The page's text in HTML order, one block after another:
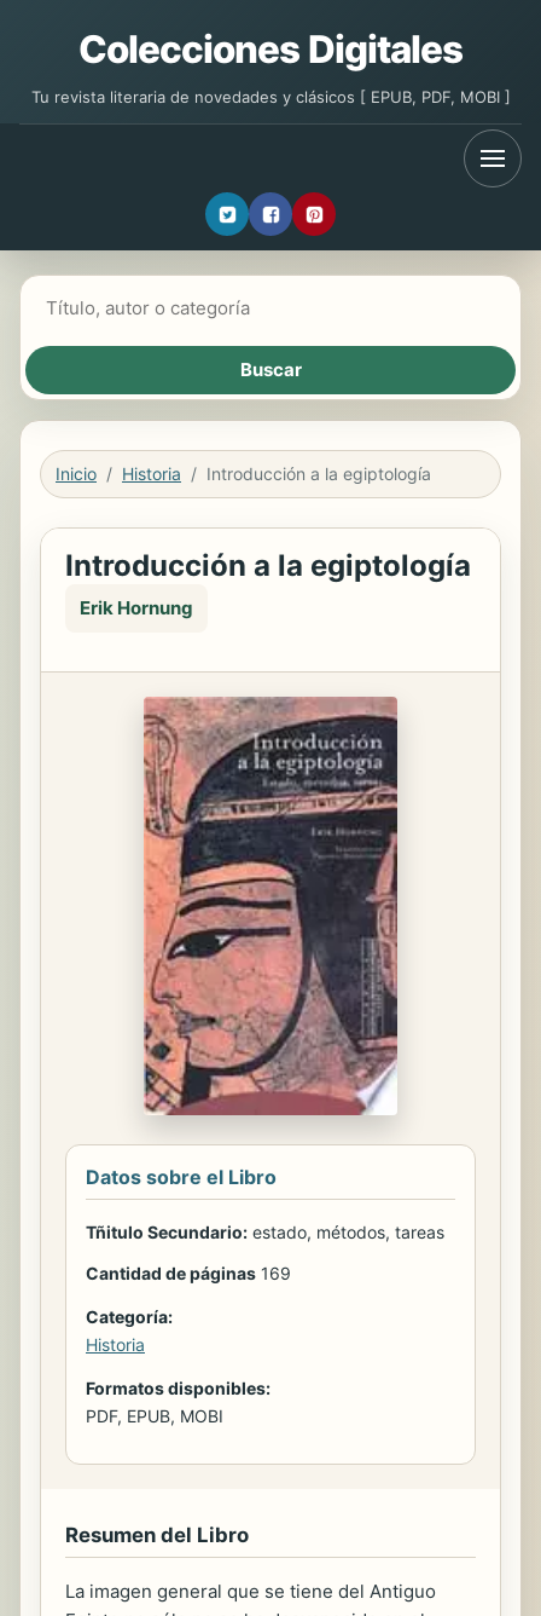
Colecciones Digitales
Tu revista literaria de novedades y clásicos [ EPUB, PDF, MOBI ]
Inicio Historia Introducción a la egiptología
Introducción a la egiptología
Erik Hornung
Datos sobre el Libro
Tñitulo Secundario: estado, métodos, tareas
Cantidad de páginas 169
Categoría:
Historia
Formatos disponibles:
PDF, EPUB, MOBI
Resumen del Libro
La imagen general que se tiene del Antiguo